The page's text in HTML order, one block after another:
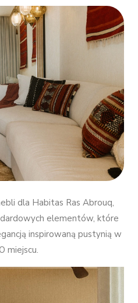
dla Habitas Ras Abrouq,
elementów, które
inspirowaną pustynią w
miejscu.